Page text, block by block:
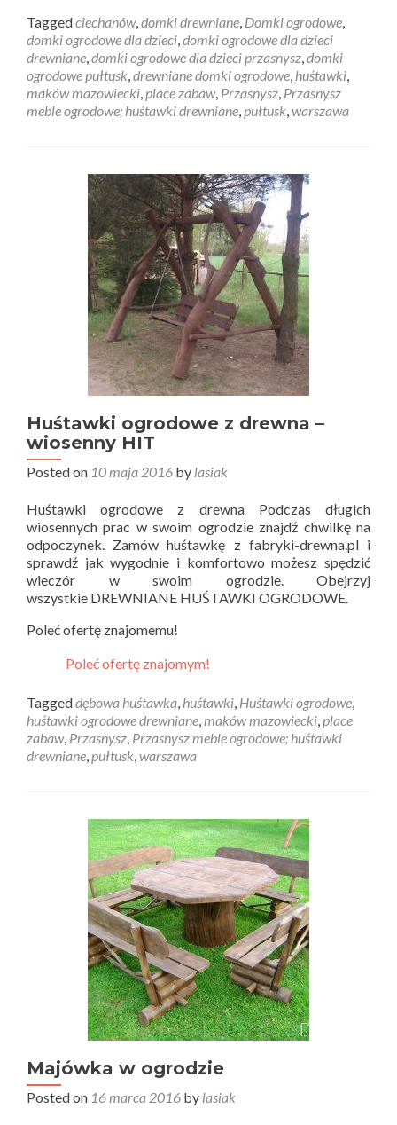
Taggedciechanów,domki drewniane, Domki ogrodowe,
domki ogrodowe dla dzieci,domki ogrodowe dla dzieci
drewniane,domki ogrodowe dla dzieci przasnysz,domki
ogrodowe pułtusk,drewniane domki ogrodowe, huśtawki,
maków mazowiecki,place zabaw, Przasnysz, Przasnysz
meble ogrodowe; huśtawki drewniane,pułtusk,warszawa
Huśtawki ogrodowe z drewna –
wiosenny HIT
Posted on 10 maja 2016 by lasiak
Huśtawki ogrodowe z drewna Podczas długich
wiosennych prac w swoim ogrodzie znajdź chwilkę na
odpoczynek. Zamów huśtawkę z fabryki-drewna.pl i
sprawdź jak wygodnie i komfortowo możesz spędzić
wieczór w swoim ogrodzie. Obejrzyj
wszystkie DREWNIANE HUŚTAWKI OGRODOWE.
Poleć ofertę znajomemu!
Poleć ofertę znajomym!
Taggeddębowa huśtawka, huśtawki, Huśtawki ogrodowe,
huśtawki ogrodowe drewniane,maków mazowiecki,place
zabaw, Przasnysz, Przasnysz meble ogrodowe; huśtawki
drewniane,pułtusk,warszawa
Majówka w ogrodzie
Posted on 16 marca 2016 by lasiak